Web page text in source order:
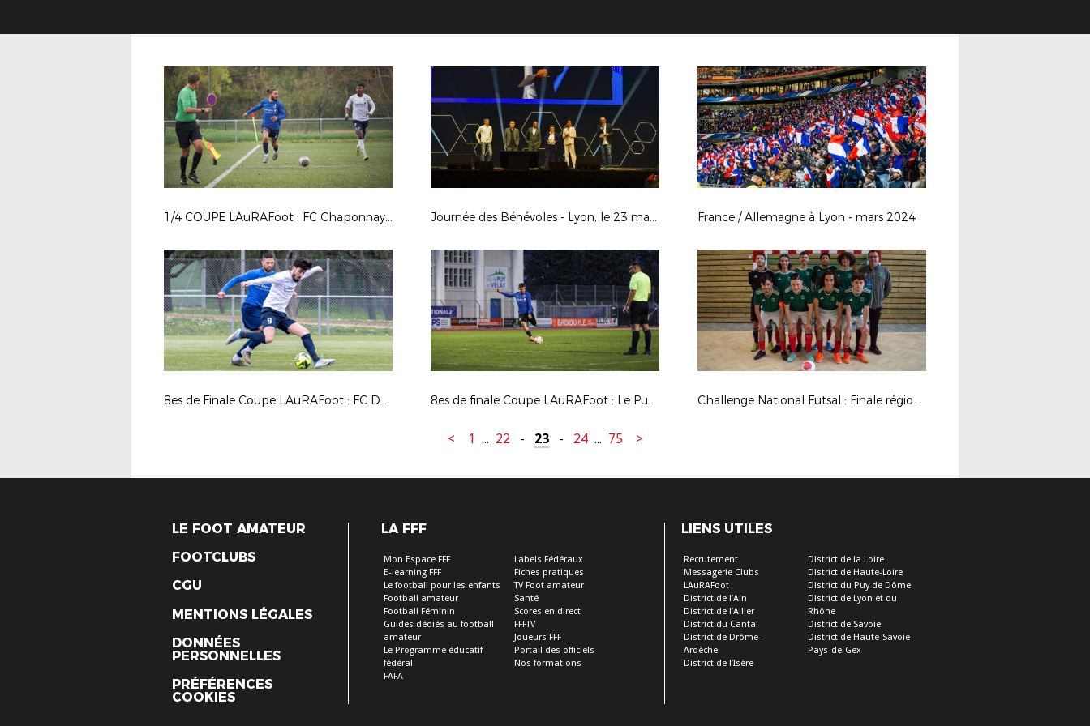
1/4 COUPE LAuRAFoot : FC Chaponnay Marennes / AS Domérat Journée des Bénévoles - Lyon, le 23 mars 2024 France / Allemagne à Lyon - mars 2024
8es de Finale Coupe LAuRAFoot : FC Domtac / Moulins Yzeure Foot 2 8es de finale Coupe LAuRAFoot : Le Puy F. 43 Auv. / FC Villefranche B. 2 Challenge National Futsal : Finale régionale U18G à Unieux (42)
< 1 ... 22 - 23 - 24 ... 75 >
LE FOOT AMATEUR
FOOTCLUBS
CGU
MENTIONS LÉGALES
DONNÉES
PERSONNELLES
PRÉFÉRENCES
COOKIES
LA FFF
Mon Espace FFF
E-learning FFF
Le football pour les enfants
Football amateur
Football Féminin
Guides dédiés au football
amateur
Le Programme éducatif
fédéral
FAFA
Labels Fédéraux
Fiches pratiques
TV Foot amateur
Santé
Scores en direct
FFFTV
Joueurs FFF
Portail des officiels
Nos formations
LIENS UTILES
Recrutement
Messagerie Clubs
LAuRAFoot
District de l’Ain
District de l’Allier
District du Cantal
District de Drôme-
Ardèche
District de l’Isère
District de la Loire
District de Haute-Loire
District du Puy de Dôme
District de Lyon et du
Rhône
District de Savoie
District de Haute-Savoie
Pays-de-Gex